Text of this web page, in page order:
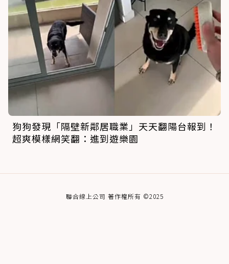
狗狗發現「隔壁新鄰居職業」天天翻陽台報到！
超爽模樣網笑翻：進到遊樂園
聯合線上公司 著作權所有 ©2025